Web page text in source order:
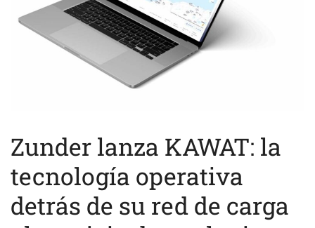
Zunder lanza KAWAT: la
tecnología operativa
detrás de su red de carga